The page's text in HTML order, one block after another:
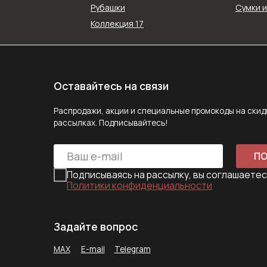
Рубашки
Коллекция 17
Сумки
Распродажи, акции и специальные промокоды на скидку в
рассылках. Подписывайтесь!
Политики конфиденциальности
Задайте вопрос
Следите за нами